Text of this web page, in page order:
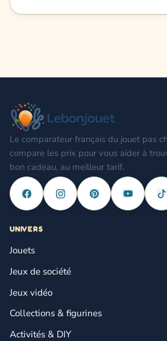
Le comparateur français du jouet pas
compare les prix pour vous aider à
bon cadeau, au meilleur tarif.
UNIVERS
Jouets
Jeux de société
Jeux vidéo
Collections & figurines
Activités & DIY